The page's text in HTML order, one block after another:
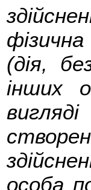
(дія,
інших
особа